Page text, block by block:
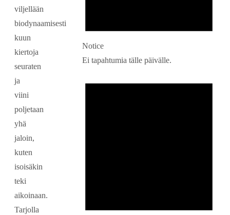
viljellään
biodynaamisesti
kuun
kiertoja
seuraten
ja
viini
poljetaan
yhä
jaloin,
kuten
isoisäkin
teki
aikoinaan.
Tarjolla
Notice
Ei tapahtumia tälle päivälle.